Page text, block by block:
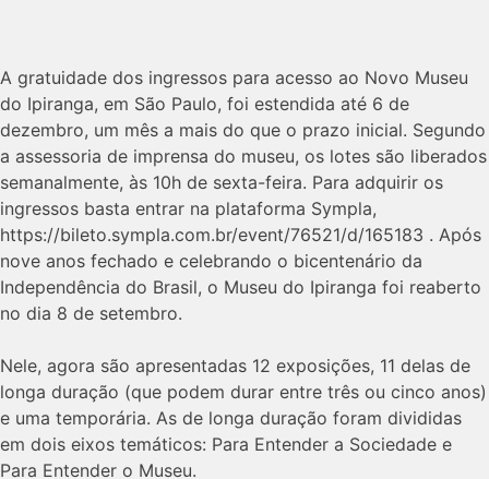
A gratuidade dos ingressos para acesso ao Novo Museu
do Ipiranga, em São Paulo, foi estendida até 6 de
dezembro, um mês a mais do que o prazo inicial. Segundo
a assessoria de imprensa do museu, os lotes são liberados
semanalmente, às 10h de sexta-feira. Para adquirir os
ingressos basta entrar na plataforma Sympla,
https://bileto.sympla.com.br/event/76521/d/165183 . Após
nove anos fechado e celebrando o bicentenário da
Independência do Brasil, o Museu do Ipiranga foi reaberto
no dia 8 de setembro.
Nele, agora são apresentadas 12 exposições, 11 delas de
longa duração (que podem durar entre três ou cinco anos)
e uma temporária. As de longa duração foram divididas
em dois eixos temáticos: Para Entender a Sociedade e
Para Entender o Museu.